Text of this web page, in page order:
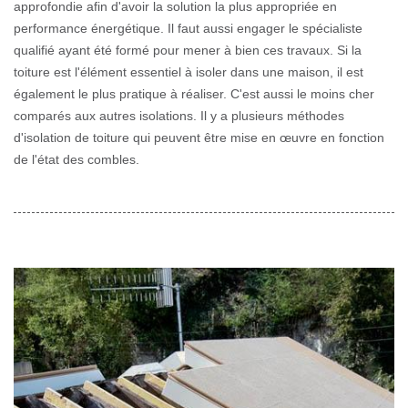
approfondie afin d'avoir la solution la plus appropriée en
performance énergétique. Il faut aussi engager le spécialiste
qualifié ayant été formé pour mener à bien ces travaux. Si la
toiture est l'élément essentiel à isoler dans une maison, il est
également le plus pratique à réaliser. C'est aussi le moins cher
comparés aux autres isolations. Il y a plusieurs méthodes
d'isolation de toiture qui peuvent être mise en œuvre en fonction
de l'état des combles.